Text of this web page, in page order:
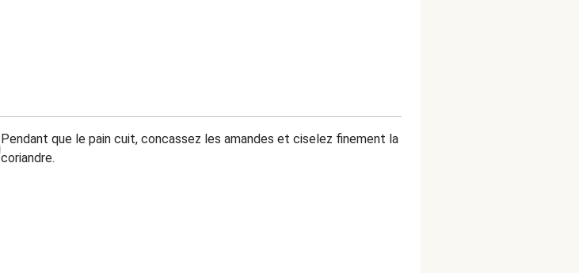
Pendant que le pain cuit, concassez les amandes et ciselez finement la
coriandre.